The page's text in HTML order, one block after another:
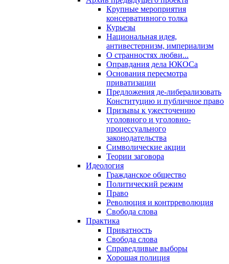
Крупные мероприятия
консервативного толка
Курьезы
Национальная идея,
антивестернизм, империализм
О странностях любви...
Оправдания дела ЮКОСа
Основания пересмотра
приватизации
Предложения де-либерализовать
Конституцию и публичное право
Призывы к ужесточению
уголовного и уголовно-
процессуального
законодательства
Символические акции
Теории заговора
Идеология
Гражданское общество
Политический режим
Право
Революция и контрреволюция
Свобода слова
Практика
Приватность
Свобода слова
Справедливые выборы
Хорошая полиция